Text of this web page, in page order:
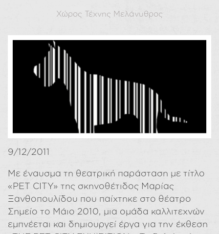
Χώρος Τέχνης Μελάνυθρος
9/12/2011
Με έναυσμα τη θεατρική παράσταση με τίτλο
«PET CITY» της σκηνοθέτιδος Μαρίας
Ξανθοπουλίδου που παίχτηκε στο θέατρο
Σημείο το Μάιο 2010, μια ομάδα καλλιτεχνών
εμπνέεται και δημιουργεί έργα για την έκθεση